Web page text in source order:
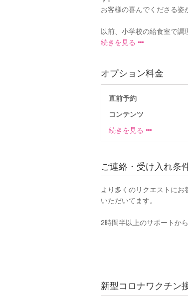
お客様の喜んでくださる姿
以前、小学校の給食室で
続きを見る
オプション料金
直前予約
コンテンツ
続きを見る
ご連絡・受け入れ条
より多くのリクエストに
いただいてます。
2時間半以上のサポートか
新型コロナワクチン